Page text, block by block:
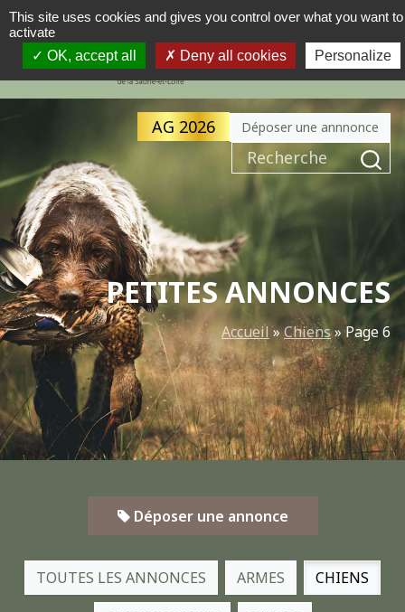
NAVIGATION PRINCIPALE
MENU
AG 2026 Déposer une annnonce
Recherche pour :
PETITES ANNONCES
Accueil»Chiens»Page 6
Déposer une annonce
TOUTES LES ANNONCES ARMES CHIENS
This site uses cookies and gives you control over what you want to
activate
OK, accept all
Deny all cookies Personalize